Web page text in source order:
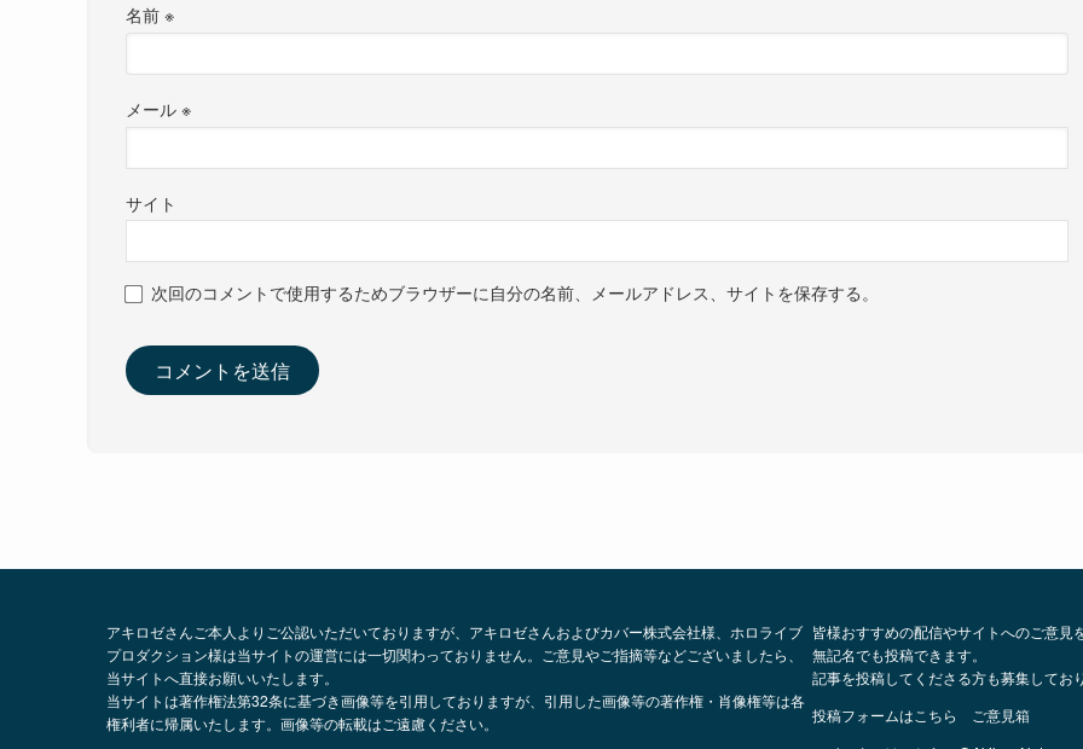
名前※
メール※
サイト
次回のコメントで使用するためブラウザーに自分の名前、メールアドレス、サイトを保存する。
アキロゼさんご本人よりご公認いただいておりますが、アキロゼさんおよびカバー株式会社様、ホロライブ
プロダクション様は当サイトの運営には一切関わっておりません。ご意見やご指摘等などございましたら、
当サイトへ直接お願いいたします。
当サイトは著作権法第32条に基づき画像等を引用しておりますが、引用した画像等の著作権・肖像権等は各
権利者に帰属いたします。画像等の転載はご遠慮ください。
皆様おすすめの配信やサイトへのご意見
無記名でも投稿できます。
記事を投稿してくださる方も募集してお
投稿フォームはこちら
ご意見箱